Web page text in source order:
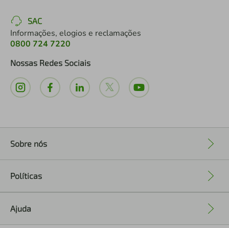
SAC
Informações, elogios e reclamações
0800 724 7220
Nossas Redes Sociais
Sobre nós
Políticas
Ajuda